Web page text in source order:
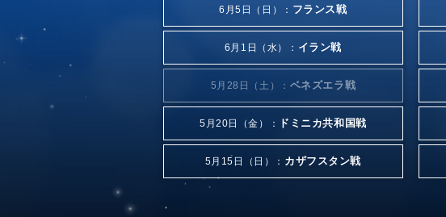
6月5日（日）： フランス戦
6月1日（水）： イラン戦
5月28日（土）： ベネズエラ戦
5月20日（金）： ドミニカ共和国戦
5月15日（日）： カザフスタン戦